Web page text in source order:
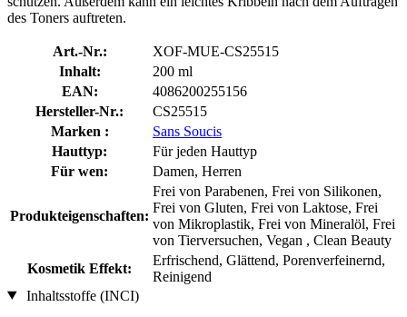
des Toners auftreten.
Art.-Nr.:
XOF-MUE-CS25515
Inhalt:
200 ml
EAN:
4086200255156
Hersteller-Nr.:
CS25515
Marken :
Sans Soucis
Hauttyp:
Für jeden Hauttyp
Für wen:
Damen, Herren
Produkteigenschaften:
Frei von Parabenen, Frei von Silikonen,
Frei von Gluten, Frei von Laktose, Frei
von Mikroplastik, Frei von Mineralöl, Frei
von Tierversuchen, Vegan , Clean Beauty
Kosmetik Effekt:
Erfrischend, Glättend, Porenverfeinernd,
Reinigend
Inhaltsstoffe (INCI)